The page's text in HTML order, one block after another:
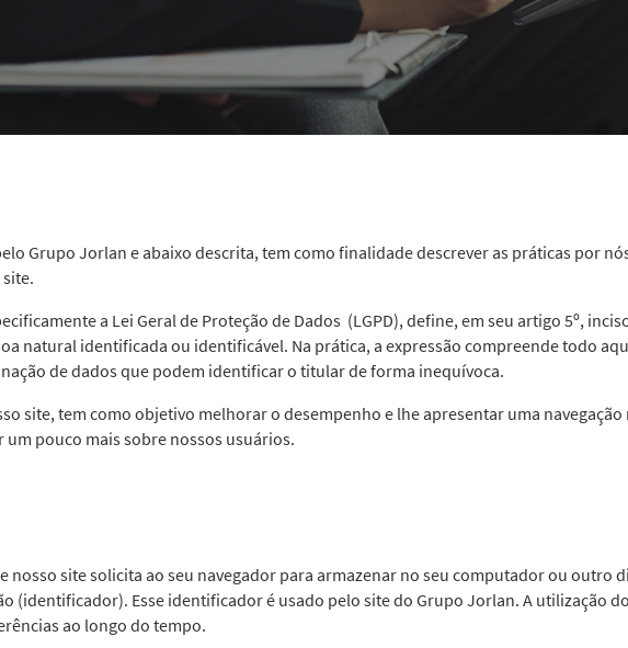
Grupo Jorlan e abaixo descrita, tem como finalidade descrever as práticas por
a Lei Geral de Proteção de Dados (LGPD), define, em seu artigo 5º,
natural identificada ou identificável. Na prática, a expressão compreende todo
de dados que podem identificar o titular de forma inequívoca.
site, tem como objetivo melhorar o desempenho e lhe apresentar uma
pouco mais sobre nossos usuários.
nosso site solicita ao seu navegador para armazenar no seu computador ou outro
(identificador). Esse identificador é usado pelo site do Grupo Jorlan. A utilização
ao longo do tempo.